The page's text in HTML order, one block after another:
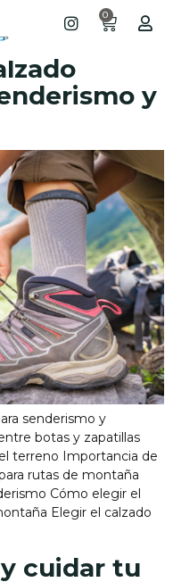
0
y
senderismo y
botas y zapatillas
terreno Importancia de
rutas de montaña
Cómo elegir el
Elegir el calzado
cuidar tu